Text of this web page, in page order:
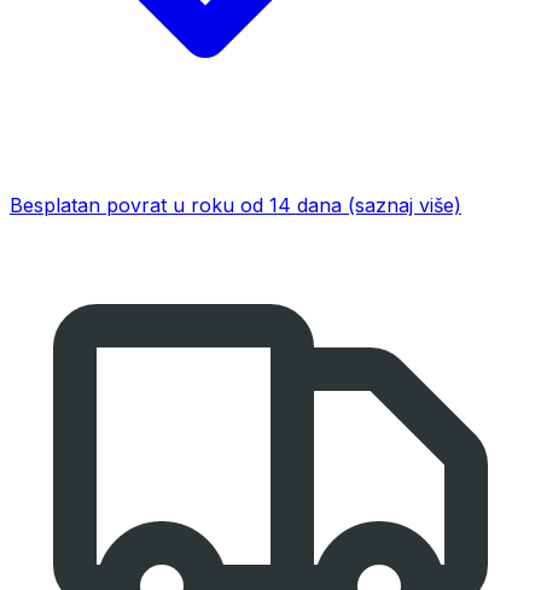
Besplatan povrat u roku od 14 dana (saznaj više)